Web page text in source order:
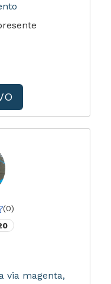
(0)
via magenta,